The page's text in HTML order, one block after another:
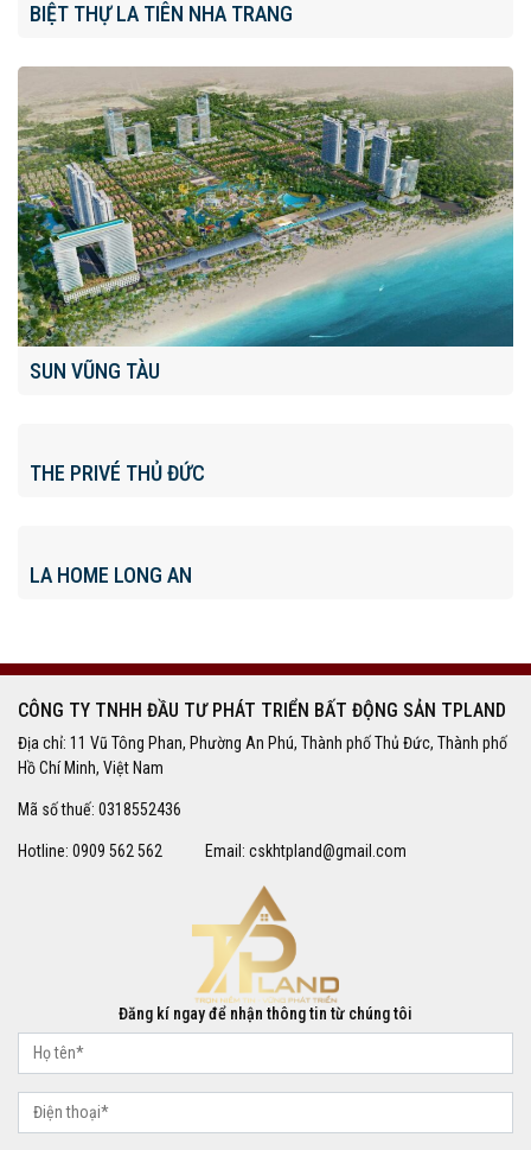
BIỆT THỰ LA TIÊN NHA TRANG
SUN VŨNG TÀU
THE PRIVÉ THỦ ĐỨC
LA HOME LONG AN
CÔNG TY TNHH ĐẦU TƯ PHÁT TRIỂN BẤT ĐỘNG SẢN TPLAND
Địa chỉ: 11 Vũ Tông Phan, Phường An Phú, Thành phố Thủ Đức, Thành phố
Hồ Chí Minh, Việt Nam
Mã số thuế: 0318552436
Hotline: 0909 562 562 Email: cskhtpland@gmail.com
Đăng kí ngay để nhận thông tin từ chúng tôi